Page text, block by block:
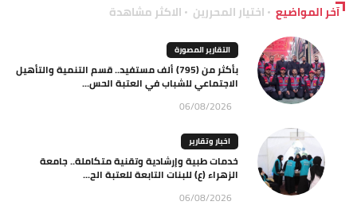
آخر المواضيع اختيار المحررين الاكثر مشاهدة
التقارير المصورة
بأكثر من (795) ألف مستفيد.. قسم التنمية والتأهيل
الاجتماعي للشباب في العتبة الحس...
06/08/2026
اخبار وتقارير
خدمات طبية وإرشادية وتقنية متكاملة.. جامعة
الزهراء (ع) للبنات التابعة للعتبة الح...
06/08/2026